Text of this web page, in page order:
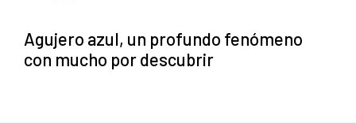
Agujero azul, un profundo fenómeno
con mucho por descubrir